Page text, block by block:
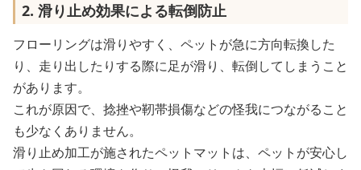
2. 滑り止め効果による転倒防止
フローリングは滑りやすく、ペットが急に方向転換した
り、走り出したりする際に足が滑り、転倒してしまうこと
があります。
これが原因で、捻挫や靭帯損傷などの怪我につながること
も少なくありません。
滑り止め加工が施されたペットマットは、ペットが安心し